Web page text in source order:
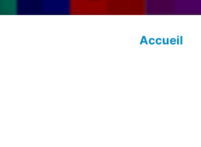
Accueil